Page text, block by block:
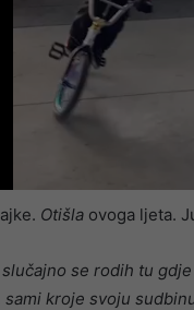
Otišla ovoga ljeta.
se rodih tu
kroje svoju